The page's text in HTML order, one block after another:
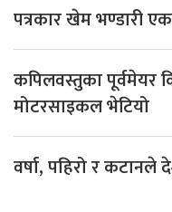
पत्रकार खेम भण्डारी
कपिलवस्तुका पूर्वमेयर
मोटरसाइकल भेटियो
वर्षा, पहिरो र